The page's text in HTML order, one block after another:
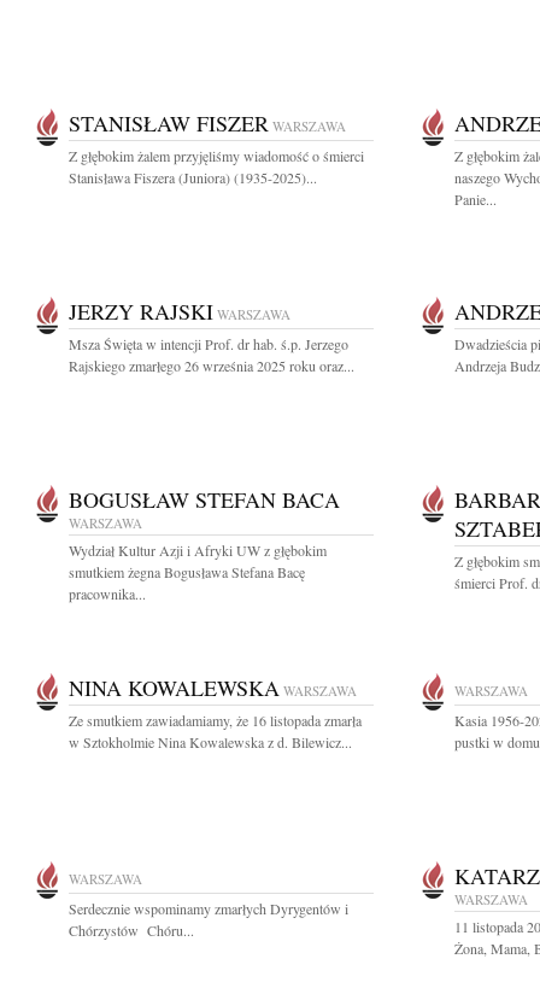
STANISŁAW FISZER WARSZAWA
Z głębokim żalem przyjęliśmy wiadomość o śmierci
Stanisława Fiszera (Juniora) (1935-2025)...
Z głębokim
naszego
Panie...
JERZY RAJSKI WARSZAWA
Msza Święta w intencji Prof. dr hab. ś.p. Jerzego
Rajskiego zmarłego 26 września 2025 roku oraz...
Dwadzieścia
Andrzeja
BOGUSŁAW STEFAN BACA
WARSZAWA
Wydział Kultur Azji i Afryki UW z głębokim
smutkiem żegna Bogusława Stefana Bacę
pracownika...
Z głębokim
śmierci Prof.
NINA KOWALEWSKA WARSZAWA
Ze smutkiem zawiadamiamy, że 16 listopada zmarła
w Sztokholmie Nina Kowalewska z d. Bilewicz...
WARSZAWA
Kasia 1956-
pustki w
WARSZAWA
Serdecznie wspominamy zmarłych Dyrygentów i
Chórzystów Chóru...
WARSZAWA
11 listopada
Żona, Mama,